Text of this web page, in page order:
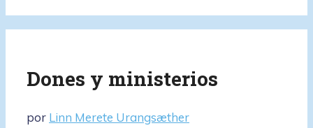
Dones y ministerios
por Linn Merete Urangsæther